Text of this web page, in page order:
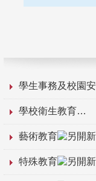
學生事務及校園
學校衛生教育
藝術教育
特殊教育